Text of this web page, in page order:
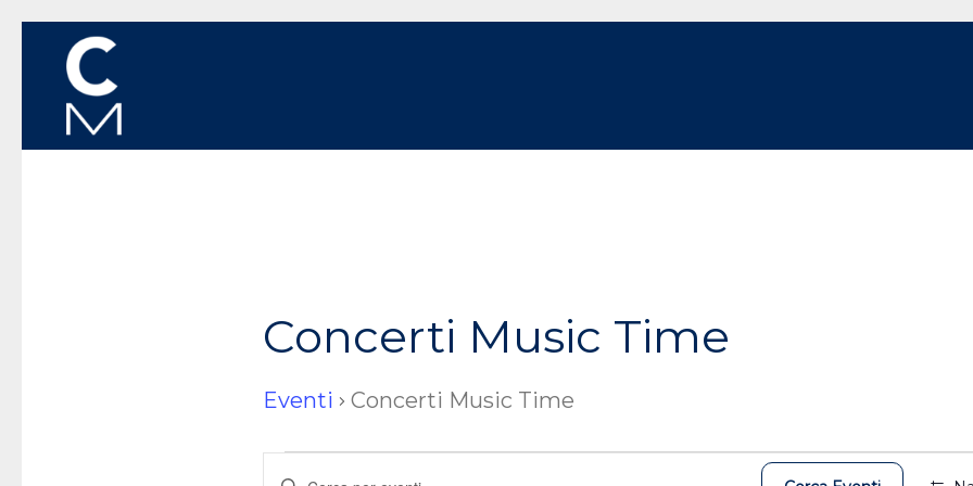
Concerti Music Time
Eventi Concerti Music Time
Eventi
Eventi
Inserisci